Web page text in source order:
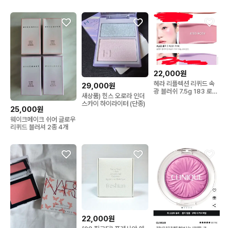
25,000원
웨이크메이크 쉬어 글로우
리퀴드 블러셔 2종 4개
29,000원
새상품) 힌스 오로라 인더
스카이 하이라이터 (단종)
22,000원
헤라 리플렉션 리퀴드 속
광 블러쉬 7.5g 183 로지
22,000원